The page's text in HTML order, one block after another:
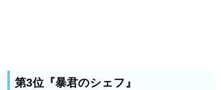
第3位『暴君のシェフ』